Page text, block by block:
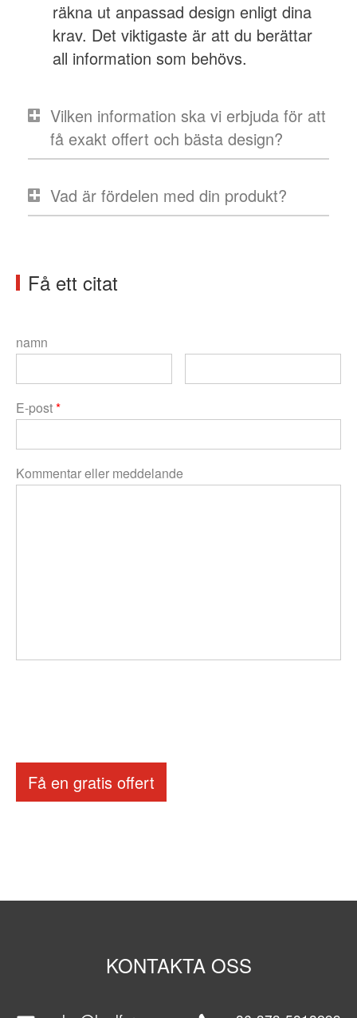
räkna ut anpassad design enligt dina
krav. Det viktigaste är att du berättar
all information som behövs.
Vilken information ska vi erbjuda för att
få exakt offert och bästa design?
Vad är fördelen med din produkt?
Få ett citat
namn
E-post*
Kommentar eller meddelande
Få en gratis offert
KONTAKTA OSS